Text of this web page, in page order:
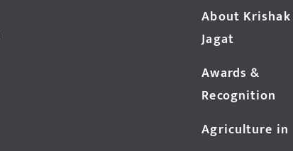
About Krishak
Jagat
Awards &
Recognition
Agriculture in